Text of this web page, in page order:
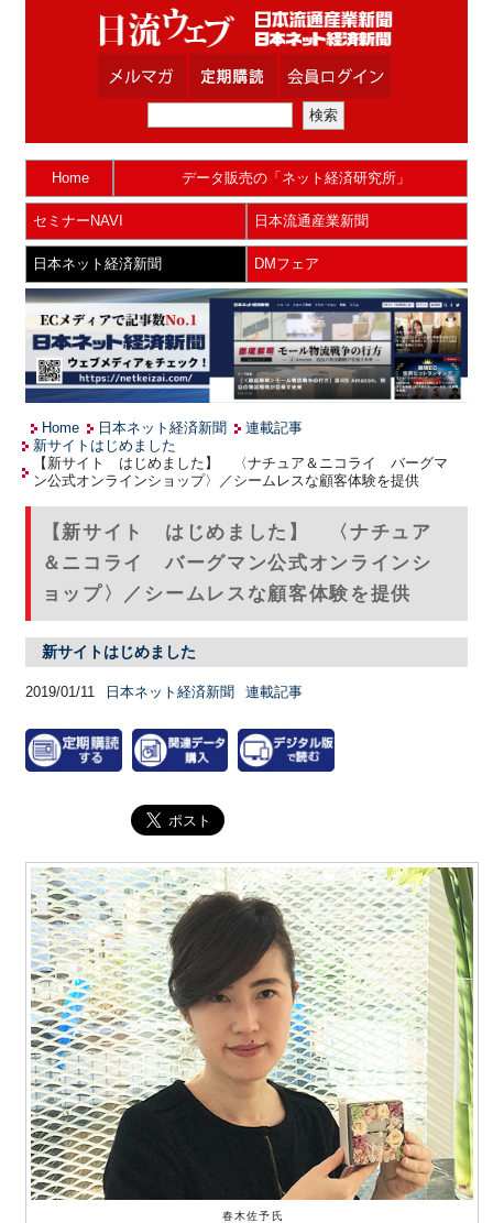
Home データ販売の「ネット経済研究所」
セミナーNAVI 日本流通産業新聞
日本ネット経済新聞 DMフェア
Home 日本ネット経済新聞
連載記事
新サイトはじめました
【新サイト はじめました】 〈ナチュア＆ニコライ バーグマ
ン公式オンラインショップ〉／シームレスな顧客体験を提供
【新サイト はじめました】 〈ナチュア
＆ニコライ バーグマン公式オンラインシ
ョップ〉／シームレスな顧客体験を提供
新サイトはじめました
2019/01/11 日本ネット経済新聞 連載記事
春木佐予氏